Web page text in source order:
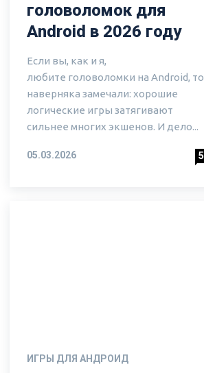
головоломок для
Android в 2026 году
Если вы, как и я,
любите головоломки на Android, то
наверняка замечали: хорошие
логические игры затягивают
сильнее многих экшенов. И дело...
05.03.2026 5
ИГРЫ ДЛЯ АНДРОИД